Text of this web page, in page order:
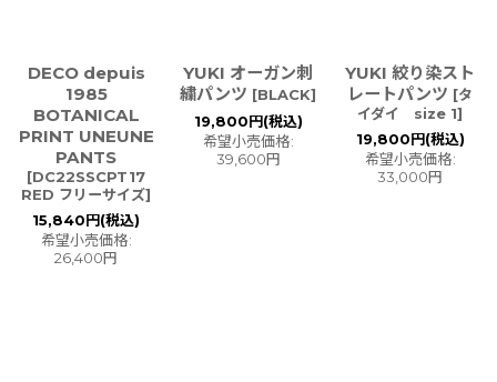
DECO depuis
1985
BOTANICAL
PRINT UNEUNE
PANTS
[DC22SSCPT17
RED フリーサイズ]
15,840円(税込)
希望小売価格:
26,400円
YUKI オーガン刺
繍パンツ [BLACK]
19,800円(税込)
希望小売価格:
39,600円
YUKI 絞り染スト
レートパンツ [タ
イダイ size 1]
19,800円(税込)
希望小売価格:
33,000円